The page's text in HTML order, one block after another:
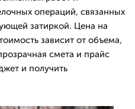
операций, связанных
затиркой. Цена на
зависит от объема,
смета и прайс
и получить